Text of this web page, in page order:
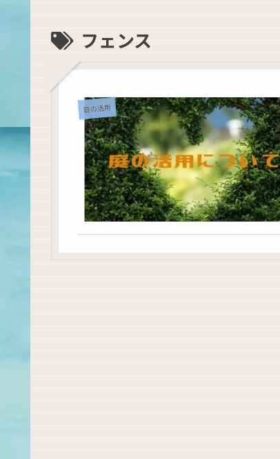
フェンス
庭の活用